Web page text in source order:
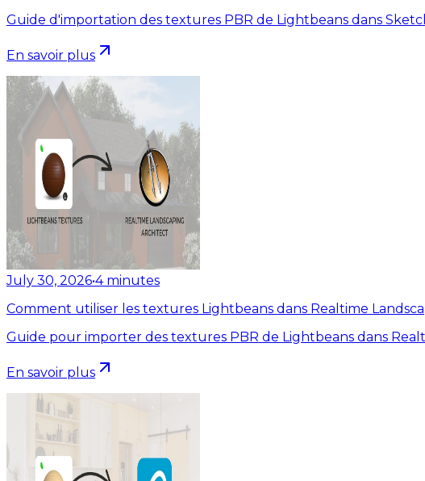
Guide d'importation des textures PBR de Lightbeans dans
En savoir plus
July 30, 2026•4 minutes
Comment utiliser les textures Lightbeans dans Realtime
Guide pour importer des textures PBR de Lightbeans dans
En savoir plus